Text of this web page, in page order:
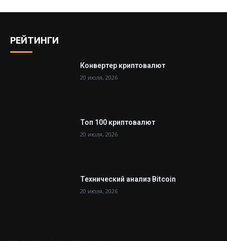
РЕЙТИНГИ
Конвертер криптовалют
20 июля, 2026
Топ 100 криптовалют
20 июля, 2026
Технический анализ Bitcoin
20 июля, 2026